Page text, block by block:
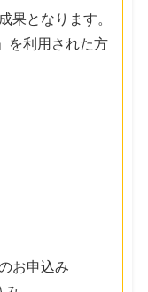
果となります。
を利用された方
お申込み